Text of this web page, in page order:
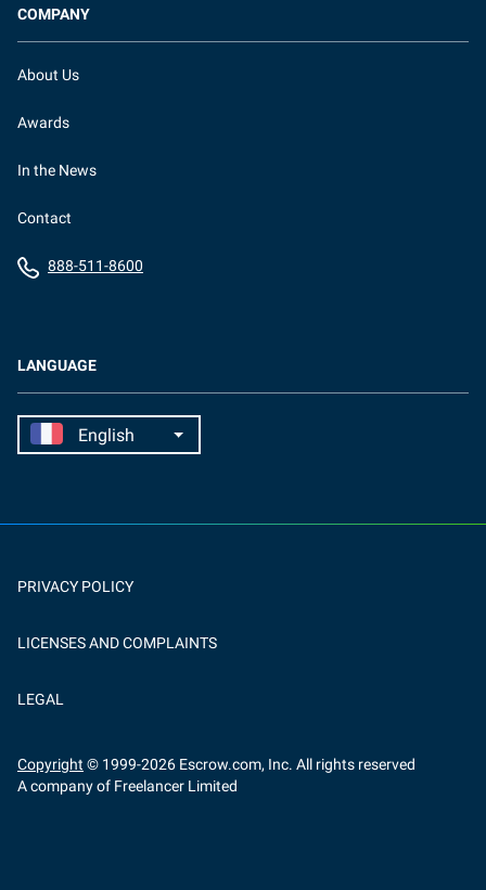
LANGUAGE
COMPANY
About Us
Awards
In the News
Contact
888-511-8600
PRIVACY POLICY
LICENSES AND COMPLAINTS
LEGAL
Copyright © 1999-2026 Escrow.com, Inc. All rights reserved
A company of Freelancer Limited